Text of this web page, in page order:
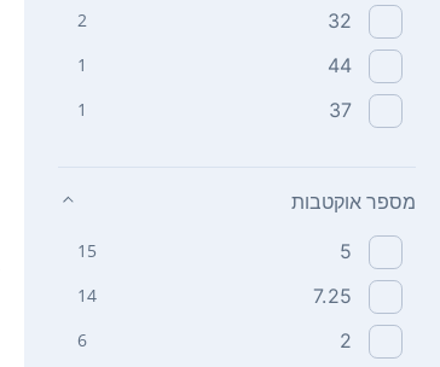
32
2
44
1
37
1
מספר אוקטבות
5
15
7.25
14
2
6